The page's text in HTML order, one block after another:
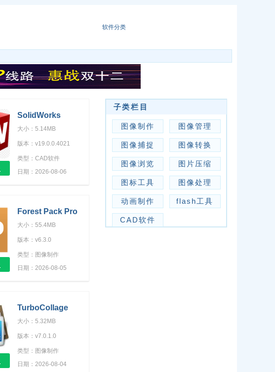
软件分类
SolidWorks
Activation Wizard
大小：5.14MB
版本：v19.0.0.4021
类型：CAD软件
日期：2026-08-06
Forest Pack Pro
大小：55.4MB
版本：v6.3.0
类型：图像制作
日期：2026-08-05
TurboCollage
大小：5.32MB
版本：v7.0.1.0
类型：图像制作
日期：2026-08-04
子类栏目
图像制作 图像管理
图像捕捉 图像转换
图像浏览 图片压缩
图标工具 图像处理
动画制作 flash工具
CAD软件